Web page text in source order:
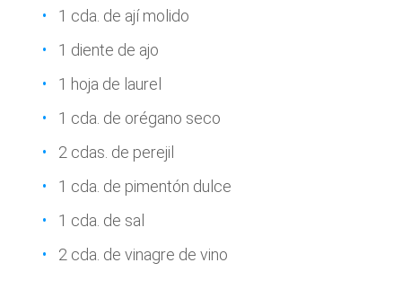
1 cda. de ají molido
1 diente de ajo
1 hoja de laurel
1 cda. de orégano seco
2 cdas. de perejil
1 cda. de pimentón dulce
1 cda. de sal
2 cda. de vinagre de vino